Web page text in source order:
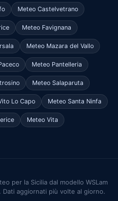
Meteo Castelvetrano
Meteo Favignana
Meteo Mazara del Vallo
Meteo Pantelleria
Meteo Salaparuta
Lo Capo Meteo Santa Ninfa
Meteo Vita
per la Sicilia dal modello WSLam
aggiornati più volte al giorno.